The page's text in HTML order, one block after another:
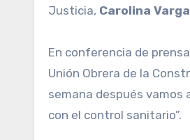
Justicia, Carolina
En conferencia de
Unión Obrera de la
semana después vamos
con el control sanitario”.